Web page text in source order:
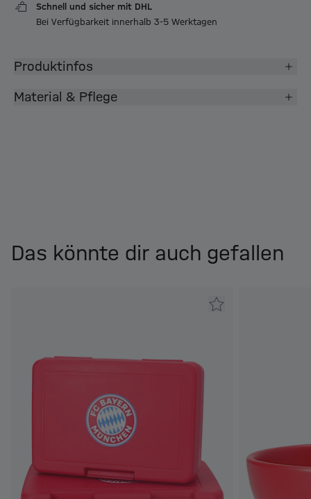
Schnell und sicher mit DHL
Bei Verfügbarkeit innerhalb 3-5 Werktagen
Produktinfos
Material & Pflege
Das könnte dir auch gefallen